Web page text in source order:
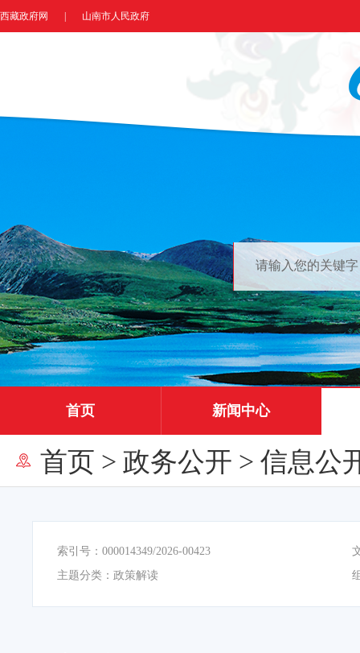
西藏政府网 山南市人民政府
首页 新闻中心
首页 > 政务公开 > 信息公
索引号： 000014349/2026-00423
主题分类： 政策解读